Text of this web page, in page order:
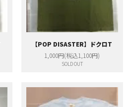
【POP DISASTER】ドクロT
1,000円(税込1,100円)
SOLD OUT